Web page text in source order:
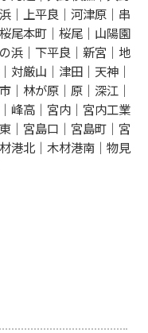
｜上平良｜河津原｜串
尾本町｜桜尾｜山陽園
浜｜下平良｜新宮｜地
対厳山｜津田｜天神｜
｜林が原｜原｜深江｜
峰高｜宮内｜宮内工業
｜宮島口｜宮島町｜宮
港北｜木材港南｜物見